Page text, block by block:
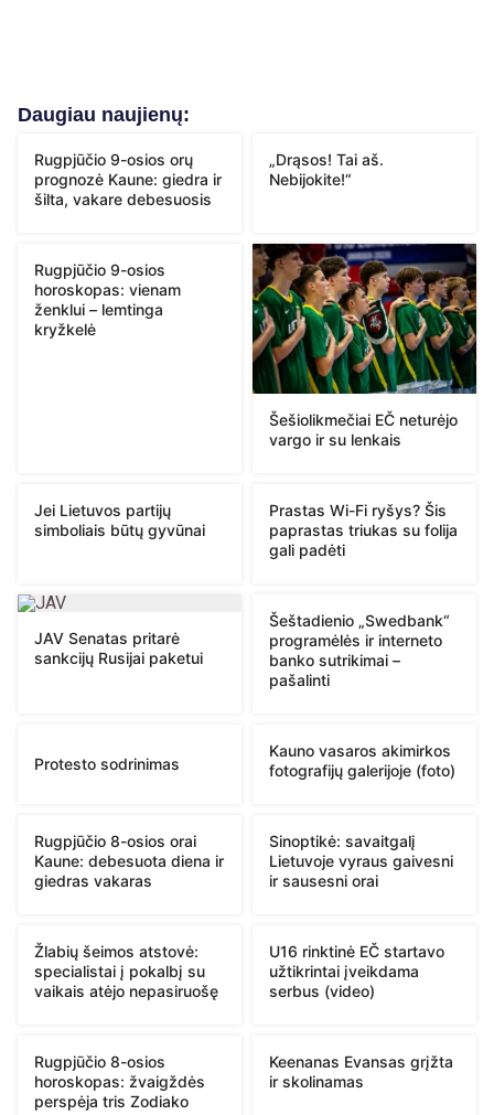
Daugiau naujienų:
Rugpjūčio 9-osios orų
prognozė Kaune: giedra ir
šilta, vakare debesuosis
„Drąsos! Tai aš.
Nebijokite!“
Rugpjūčio 9-osios
horoskopas: vienam
ženklui – lemtinga
kryžkelė
Šešiolikmečiai EČ neturėjo
vargo ir su lenkais
Jei Lietuvos partijų
simboliais būtų gyvūnai
Prastas Wi-Fi ryšys? Šis
paprastas triukas su folija
gali padėti
JAV Senatas pritarė
sankcijų Rusijai paketui
Šeštadienio „Swedbank“
programėlės ir interneto
banko sutrikimai –
pašalinti
Protesto sodrinimas
Kauno vasaros akimirkos
fotografijų galerijoje (foto)
Rugpjūčio 8-osios orai
Kaune: debesuota diena ir
giedras vakaras
Sinoptikė: savaitgalį
Lietuvoje vyraus gaivesni
ir sausesni orai
Žlabių šeimos atstovė:
specialistai į pokalbį su
vaikais atėjo nepasiruošę
U16 rinktinė EČ startavo
užtikrintai įveikdama
serbus (video)
Rugpjūčio 8-osios
horoskopas: žvaigždės
perspėja tris Zodiako
Keenanas Evansas grįžta
ir skolinamas